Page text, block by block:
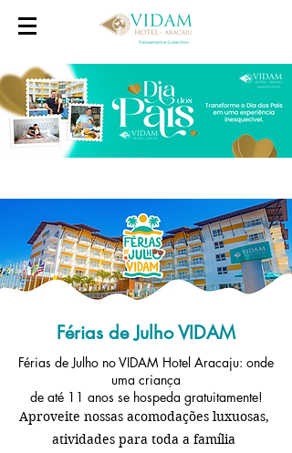
Férias de Julho VIDAM
Férias de Julho no VIDAM Hotel Aracaju: onde
uma criança
de até 11 anos se hospeda gratuitamente!
Aproveite nossas acomodações luxuosas,
atividades para toda a família